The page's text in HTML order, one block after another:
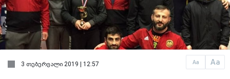
Aa Aa
3 თებერვალი 2019 | 12:57